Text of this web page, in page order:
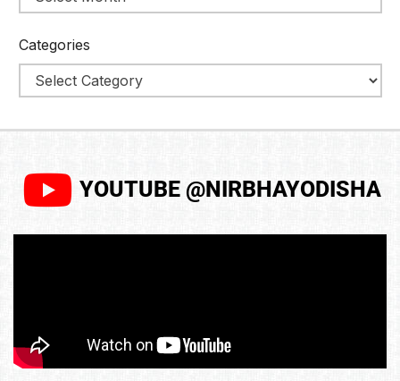
Categories
YOUTUBE @NIRBHAYODISHA